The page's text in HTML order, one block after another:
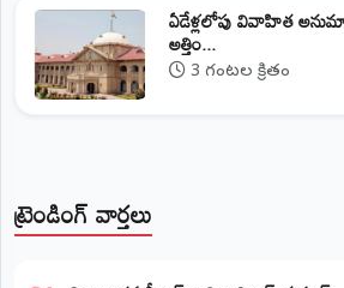
ట్రెండింగ్ వార్తలు
ఏడేళ్లలోపు వివాహిత
అత్తిం...
3 గంటల క్రితం